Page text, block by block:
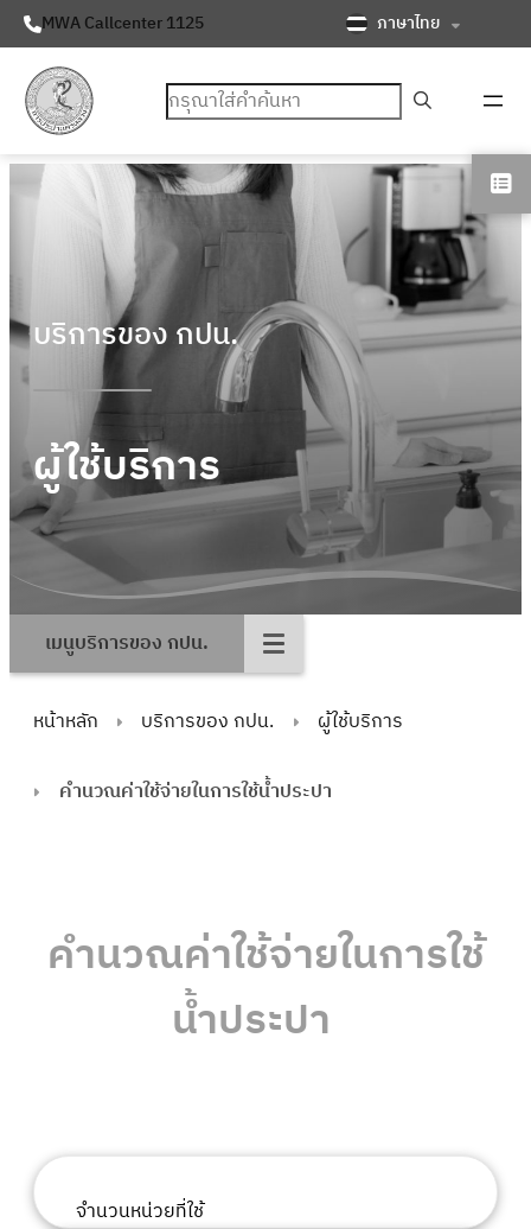
MWA Callcenter 1125 ภาษาไทย
ค้นหา
บริการของ กปน.
ผู้ใช้บริการ
เมนูบริการของ กปน.
หน้าหลัก บริการของ กปน. ผู้ใช้บริการ
คำนวณค่าใช้จ่ายในการใช้น้ำประปา
คำนวณค่าใช้จ่ายในการใช้
น้ำประปา
จำนวนหน่วยที่ใช้